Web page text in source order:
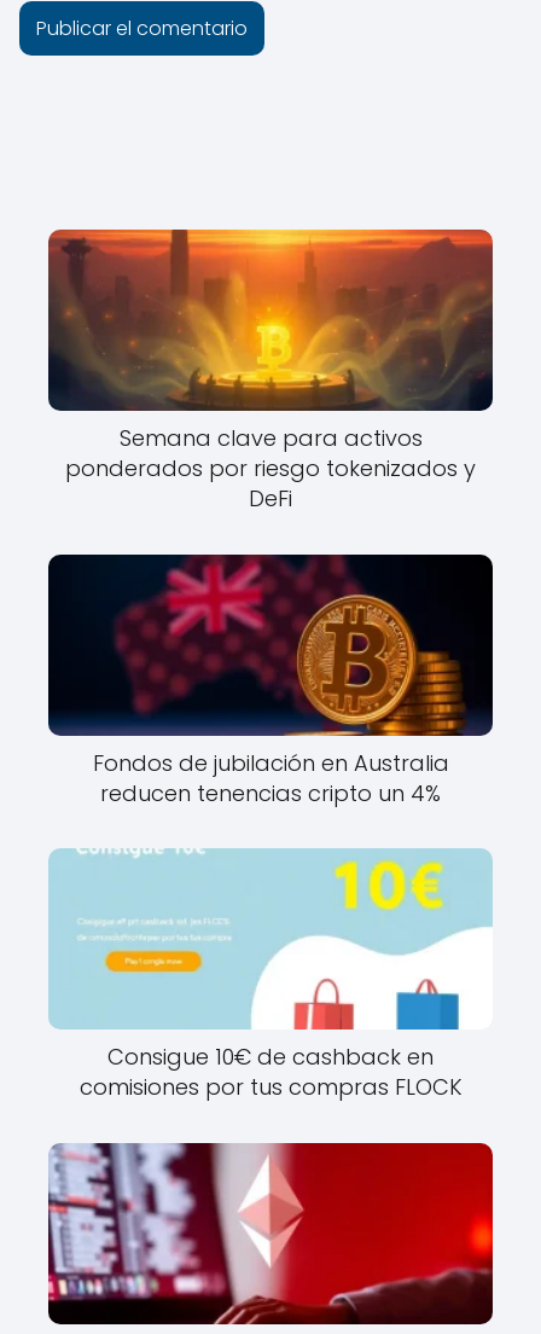
Semana clave para activos
ponderados por riesgo tokenizados y
DeFi
Fondos de jubilación en Australia
reducen tenencias cripto un 4%
Consigue 10€ de cashback en
comisiones por tus compras FLOCK